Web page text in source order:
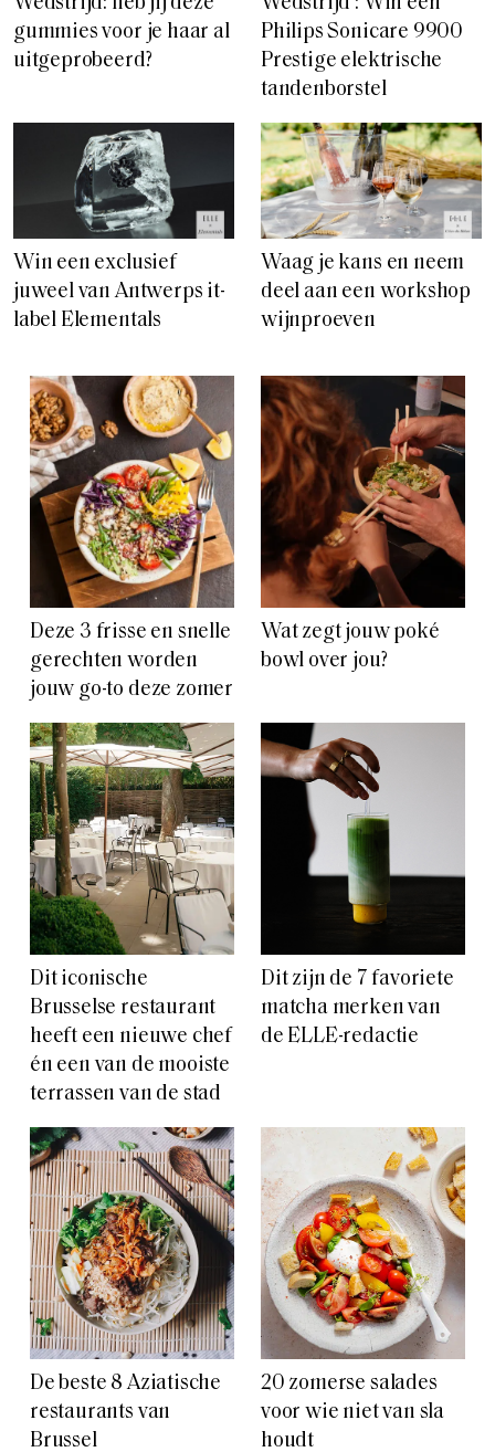
gummies voor je haar al
uitgeprobeerd?
Philips Sonicare 9900
Prestige elektrische
tandenborstel
Win een exclusief
juweel van Antwerps it-
label Elementals
Waag je kans en neem
deel aan een workshop
wijnproeven
Deze 3 frisse en snelle
gerechten worden
jouw go-to deze zomer
Wat zegt jouw poké
bowl over jou?
Dit iconische
Brusselse restaurant
heeft een nieuwe chef
én een van de mooiste
terrassen van de stad
Dit zijn de 7 favoriete
matcha merken van
de ELLE-redactie
De beste 8 Aziatische
restaurants van
Brussel
20 zomerse salades
voor wie niet van sla
houdt